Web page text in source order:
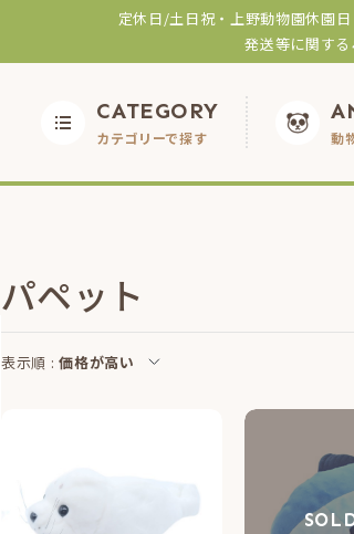
定休日/土日祝・上野動物園休園
発送等に関す
CATEGORY
カテゴリーで探す 動
パペット
表示順 : 価格が高い